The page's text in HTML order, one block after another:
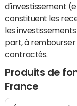
d'investissement
constituent les
les
part, à rembourser
contractés.
Produits de
France